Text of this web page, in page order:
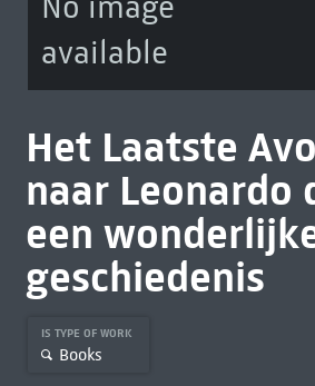
No image
available
Het Laatste
naar Leonardo
een
geschiedenis
IS TYPE OF WORK
Books